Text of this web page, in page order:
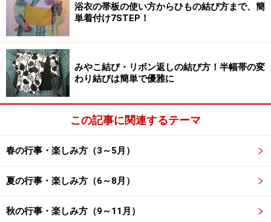
の飾りをつけたものをいいます。代表的なのが、神様の
降臨を表す「紙垂」（かみしで／しで）、清廉潔白を表
す「裏白」、家系を譲って絶やさず子孫繁栄を願う「譲
り葉」、代々栄えるよう願う「橙」などです。
もともとは、神社がしめ縄を張りめぐらせるのと同じ理
聖な場所であることを示すために始まったといわれてい
ます。しめ縄やしめ飾りを結界として施すことで、その
様が安心してきてくださるわけです。
浴衣の帯板の使い方からひもの結び方まで、簡
単着付け7STEP！
みやこ結び・リボン返しの結び方！半幅帯の変
わり結びは簡単で優雅に
この記事に関連するテーマ
春の行事・楽しみ方（3～5月）
夏の行事・楽しみ方（6～8月）
秋の行事・楽しみ方（9～11月）